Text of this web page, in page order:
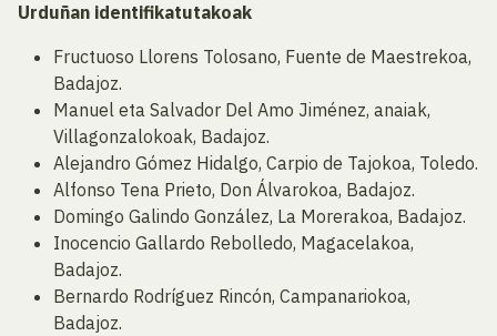
Urduñan identifikatutakoak
Fructuoso Llorens Tolosano, Fuente de Maestrekoa,
Badajoz.
Manuel eta Salvador Del Amo Jiménez, anaiak,
Villagonzalokoak, Badajoz.
Alejandro Gómez Hidalgo, Carpio de Tajokoa, Toledo.
Alfonso Tena Prieto, Don Álvarokoa, Badajoz.
Domingo Galindo González, La Morerakoa, Badajoz.
Inocencio Gallardo Rebolledo, Magacelakoa,
Badajoz.
Bernardo Rodríguez Rincón, Campanariokoa,
Badajoz.